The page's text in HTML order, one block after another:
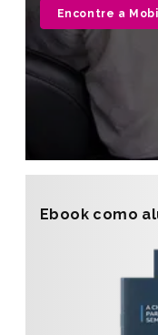
Encontre a
Ebook como